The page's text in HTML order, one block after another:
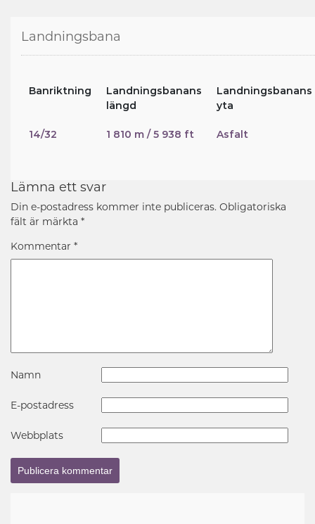
Landningsbana
Banriktning
Landningsbanans
längd
Landningsbanans
yta
14/32 1 810 m / 5 938 ft Asfalt
Lämna ett svar
Din e-postadress kommer inte publiceras. Obligatoriska
fält är märkta *
Kommentar *
Namn
E-postadress
Webbplats